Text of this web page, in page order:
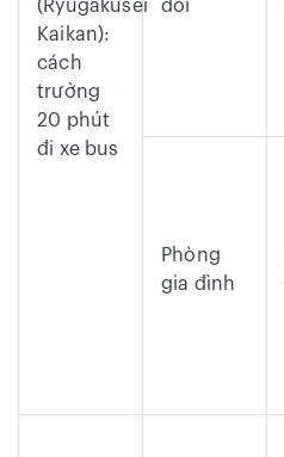
(Ryugakusei
Kaikan):
cách
trường
20 phút
đi xe bus
đôi
Phòng
gia đình